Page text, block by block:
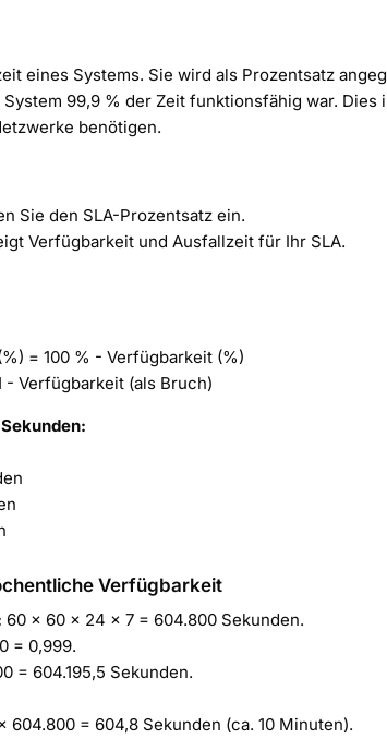
eines Systems. Sie wird als Prozentsatz
99,9 % der Zeit funktionsfähig war.
benötigen.
Sie den SLA-Prozentsatz ein.
Verfügbarkeit und Ausfallzeit für Ihr SLA.
= 100 % - Verfügbarkeit (%)
- Verfügbarkeit (als Bruch)
Verfügbarkeit
60 × 60 × 24 × 7 = 604.800 Sekunden.
= 0,999.
= 604.195,5 Sekunden.
604.800 = 604,8 Sekunden (ca. 10 Minuten).